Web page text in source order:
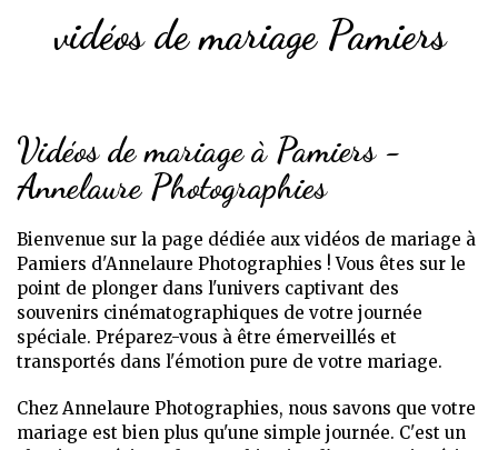
vidéos de mariage Pamiers
Vidéos de mariage à Pamiers -
Annelaure Photographies
Bienvenue sur la page dédiée aux vidéos de mariage à
Pamiers d'Annelaure Photographies ! Vous êtes sur le
point de plonger dans l'univers captivant des
souvenirs cinématographiques de votre journée
spéciale. Préparez-vous à être émerveillés et
transportés dans l'émotion pure de votre mariage.
Chez Annelaure Photographies, nous savons que votre
mariage est bien plus qu'une simple journée. C'est un